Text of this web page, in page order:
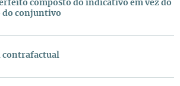
composto do indicativo em vez do
conjuntivo
contrafactual